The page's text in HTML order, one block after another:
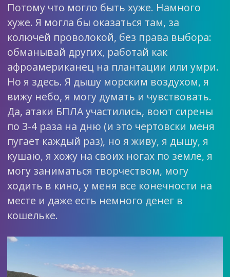
Потому что могло быть хуже. Намного
хуже. Я могла бы оказаться там, за
колючей проволокой, без права выбора:
обманывай других, работай как
афроамериканец на плантации или умри.
Но я здесь. Я дышу морским воздухом, я
вижу небо, я могу думать и чувствовать.
Да, атаки БПЛА участились, воют сирены
по 3-4 раза на дню (и это чертовски меня
пугает каждый раз), но я живу, я дышу, я
кушаю, я хожу на своих ногах по земле, я
могу заниматься творчеством, могу
ходить в кино, у меня все конечности на
месте и даже есть немного денег в
кошельке.